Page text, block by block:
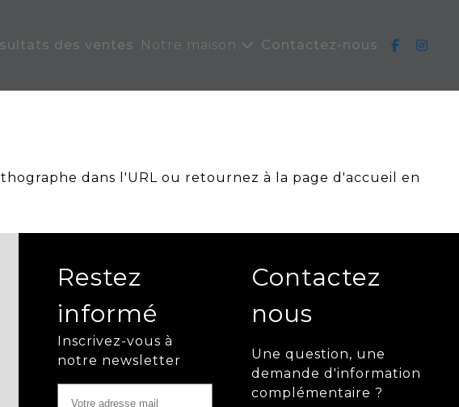
des ventes Notre maison Contactez-nous
dans l'URL ou retournez à la page d'accueil en
Restez
informé
Inscrivez-vous à
notre newsletter
Contactez
nous
Une question, une
demande d'information
complémentaire ?